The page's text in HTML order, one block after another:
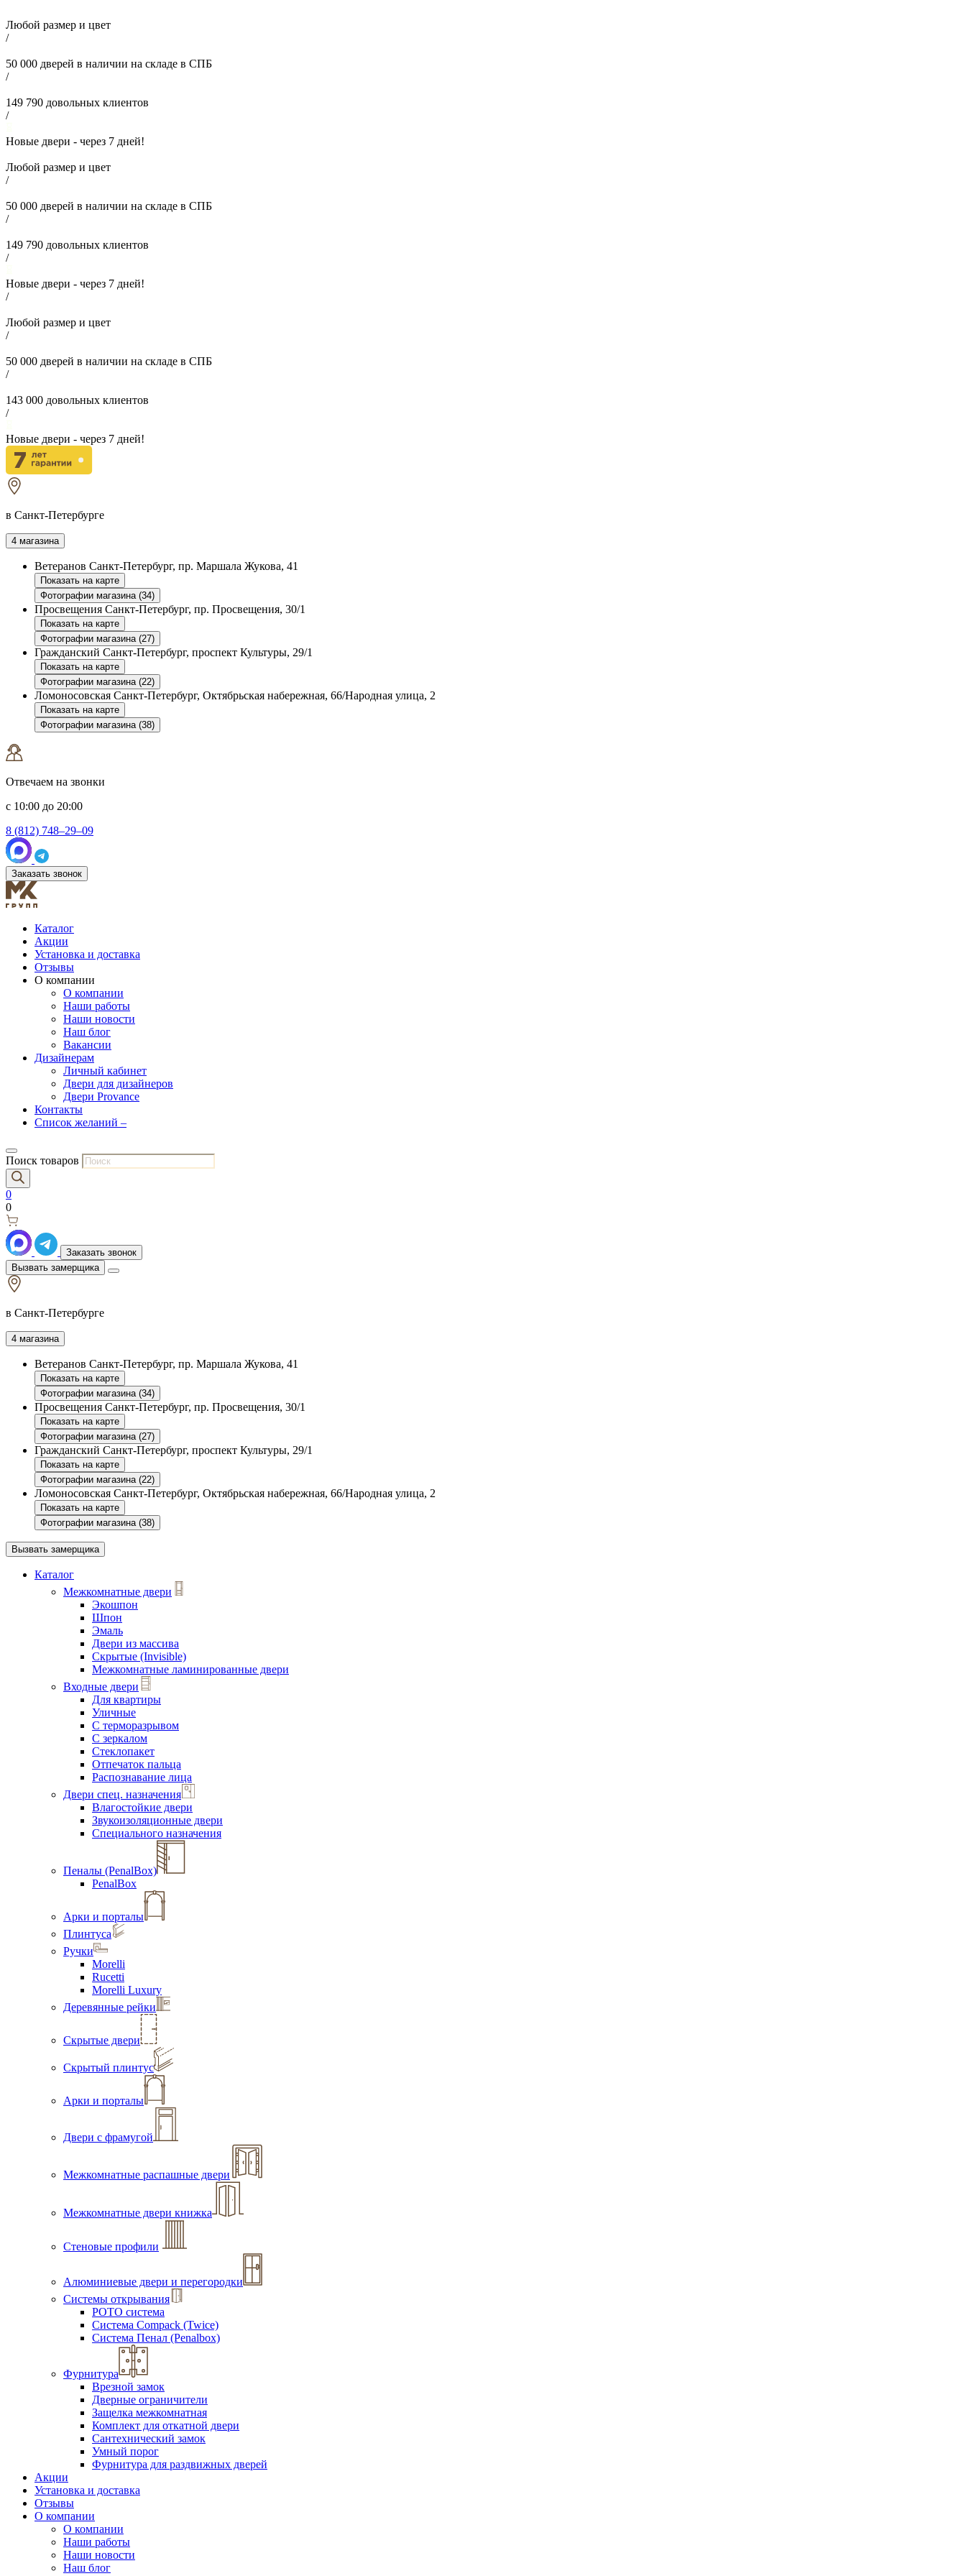
Любой размер и цвет
/
50 000 дверей в наличии на складе в СПБ
/
149 790 довольных клиентов
/
Новые двери - через 7 дней!
Любой размер и цвет
/
50 000 дверей в наличии на складе в СПБ
/
149 790 довольных клиентов
/
Новые двери - через 7 дней!
/
Любой размер и цвет
/
50 000 дверей в наличии на складе в СПБ
/
143 000 довольных клиентов
/
Новые двери - через 7 дней!
в Санкт-Петербурге
4 магазина
Ветеранов Санкт-Петербург, пр. Маршала Жукова, 41
Показать на карте
Фотографии магазина (34)
Просвещения Санкт-Петербург, пр. Просвещения, 30/1
Показать на карте
Фотографии магазина (27)
Гражданский Санкт-Петербург, проспект Культуры, 29/1
Показать на карте
Фотографии магазина (22)
Ломоносовская Санкт-Петербург, Октябрьская набережная, 66/Народная улица, 2
Показать на карте
Фотографии магазина (38)
Отвечаем на звонки
с 10:00 до 20:00
8 (812) 748–29–09
Заказать звонок
Каталог
Акции
Установка и доставка
Отзывы
О компании
О компании
Наши работы
Наши новости
Наш блог
Вакансии
Дизайнерам
Личный кабинет
Двери для дизайнеров
Двери Provance
Контакты
Список желаний –
Поиск товаров
0
0
Заказать звонок
Вызвать замерщика
в Санкт-Петербурге
4 магазина
Ветеранов Санкт-Петербург, пр. Маршала Жукова, 41
Показать на карте
Фотографии магазина (34)
Просвещения Санкт-Петербург, пр. Просвещения, 30/1
Показать на карте
Фотографии магазина (27)
Гражданский Санкт-Петербург, проспект Культуры, 29/1
Показать на карте
Фотографии магазина (22)
Ломоносовская Санкт-Петербург, Октябрьская набережная, 66/Народная улица, 2
Показать на карте
Фотографии магазина (38)
Вызвать замерщика
Каталог
Межкомнатные двери
Экошпон
Шпон
Эмаль
Двери из массива
Скрытые (Invisible)
Межкомнатные ламинированные двери
Входные двери
Для квартиры
Уличные
С терморазрывом
С зеркалом
Стеклопакет
Отпечаток пальца
Распознавание лица
Двери спец. назначения
Влагостойкие двери
Звукоизоляционные двери
Специального назначения
Пеналы (PenalBox)
PenalBox
Арки и порталы
Плинтуса
Ручки
Morelli
Rucetti
Morelli Luxury
Деревянные рейки
Скрытые двери
Скрытый плинтус
Арки и порталы
Двери с фрамугой
Межкомнатные распашные двери
Межкомнатные двери книжка
Стеновые профили
Алюминиевые двери и перегородки
Системы открывания
РОТО система
Система Compack (Twice)
Система Пенал (Penalbox)
Фурнитура
Врезной замок
Дверные ограничители
Защелка межкомнатная
Комплект для откатной двери
Сантехнический замок
Умный порог
Фурнитура для раздвижных дверей
Акции
Установка и доставка
Отзывы
О компании
О компании
Наши работы
Наши новости
Наш блог